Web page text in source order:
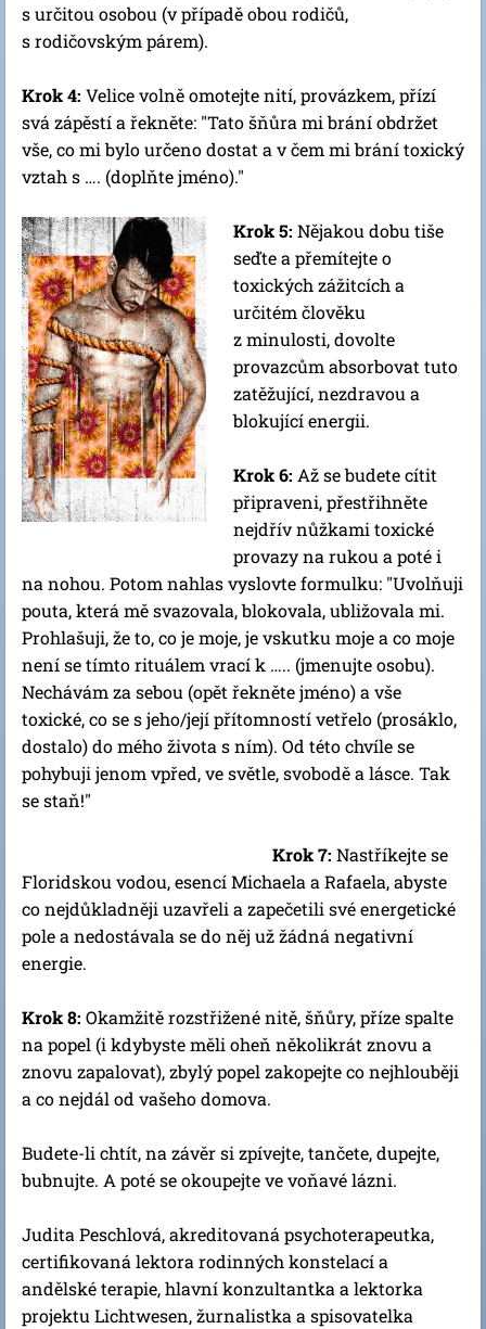
s určitou osobou (v případě obou rodičů,
s rodičovským párem).
Krok 4: Velice volně omotejte nití, provázkem, přízí
svá zápěstí a řekněte: "Tato šňůra mi brání obdržet
vše, co mi bylo určeno dostat a v čem mi brání toxický
vztah s …. (doplňte jméno)."
Krok 5: Nějakou dobu tiše
seďte a přemítejte o
toxických zážitcích a
určitém člověku
z minulosti, dovolte
provazcům absorbovat tuto
zatěžující, nezdravou a
blokující energii.
Krok 6: Až se budete cítit
připraveni, přestřihněte
nejdřív nůžkami toxické
provazy na rukou a poté i
na nohou. Potom nahlas vyslovte formulku: "Uvolňuji
pouta, která mě svazovala, blokovala, ubližovala mi.
Prohlašuji, že to, co je moje, je vskutku moje a co moje
není se tímto rituálem vrací k ….. (jmenujte osobu).
Nechávám za sebou (opět řekněte jméno) a vše
toxické, co se s jeho/její přítomností vetřelo (prosáklo,
dostalo) do mého života s ním). Od této chvíle se
pohybuji jenom vpřed, ve světle, svobodě a lásce. Tak
se staň!"
Krok 7: Nastříkejte se
Floridskou vodou, esencí Michaela a Rafaela, abyste
co nejdůkladněji uzavřeli a zapečetili své energetické
pole a nedostávala se do něj už žádná negativní
energie.
Krok 8: Okamžitě rozstřižené nitě, šňůry, příze spalte
na popel (i kdybyste měli oheň několikrát znovu a
znovu zapalovat), zbylý popel zakopejte co nejhlouběji
a co nejdál od vašeho domova.
Budete-li chtít, na závěr si zpívejte, tančete, dupejte,
bubnujte. A poté se okoupejte ve voňavé lázni.
Judita Peschlová, akreditovaná psychoterapeutka,
certifikovaná lektora rodinných konstelací a
andělské terapie, hlavní konzultantka a lektorka
projektu Lichtwesen, žurnalistka a spisovatelka